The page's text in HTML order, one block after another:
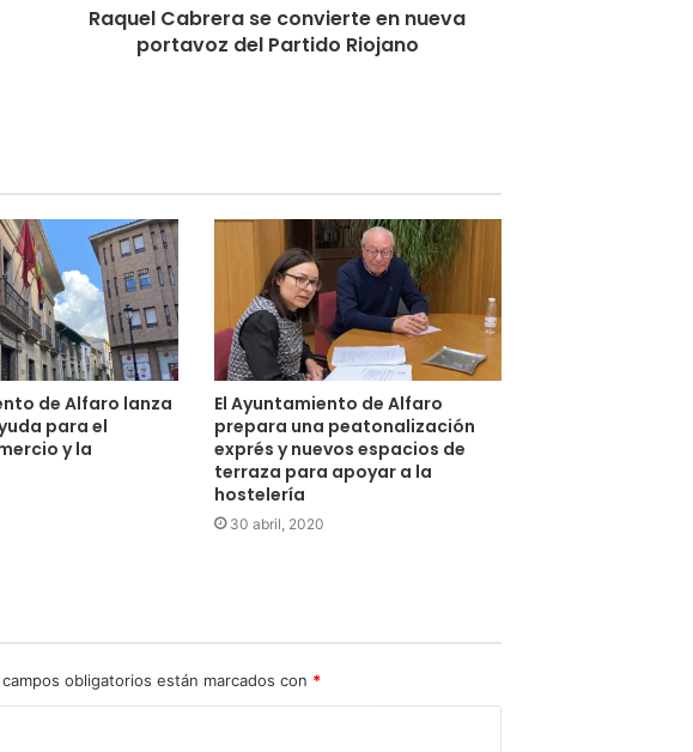
Raquel Cabrera se convierte en nueva
portavoz del Partido Riojano
de Alfaro lanza
para el
y la
El Ayuntamiento de Alfaro
prepara una peatonalización
exprés y nuevos espacios de
terraza para apoyar a la
hostelería
30 abril, 2020
campos obligatorios están marcados con *